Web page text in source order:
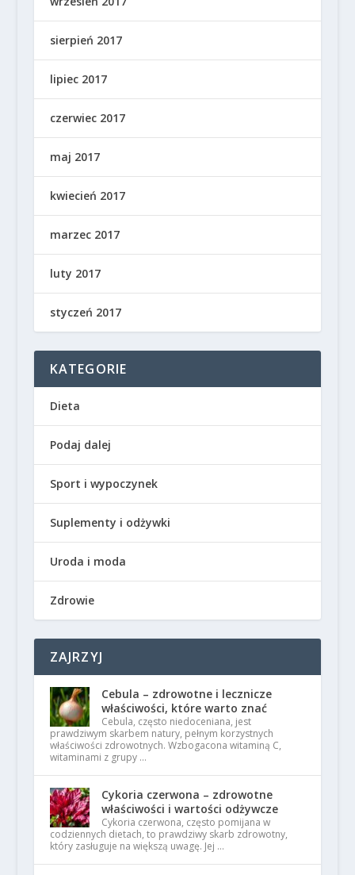
sierpień 2017
lipiec 2017
czerwiec 2017
maj 2017
kwiecień 2017
marzec 2017
luty 2017
styczeń 2017
KATEGORIE
Dieta
Podaj dalej
Sport i wypoczynek
Suplementy i odżywki
Uroda i moda
Zdrowie
ZAJRZYJ
Cebula – zdrowotne i lecznicze
właściwości, które warto znać
Cebula, często niedoceniana, jest
prawdziwym skarbem natury, pełnym korzystnych
właściwości zdrowotnych. Wzbogacona witaminą C,
witaminami z grupy …
Cykoria czerwona – zdrowotne
właściwości i wartości odżywcze
Cykoria czerwona, często pomijana w
codziennych dietach, to prawdziwy skarb zdrowotny,
który zasługuje na większą uwagę. Jej …